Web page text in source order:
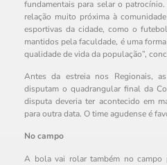
fundamentais para selar o
relação muito próxima à
esportivas da cidade, como o
mantidos pela faculdade, é uma
qualidade de vida da população”,
Antes da estreia nos Regionais,
disputam o quadrangular final da
disputa deveria ter acontecido em
para outra data. O time agudense é
No campo
A bola vai rolar também no campo